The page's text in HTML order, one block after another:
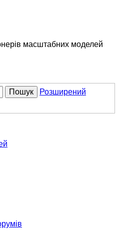
масштабних моделей
Пошук
Розширений